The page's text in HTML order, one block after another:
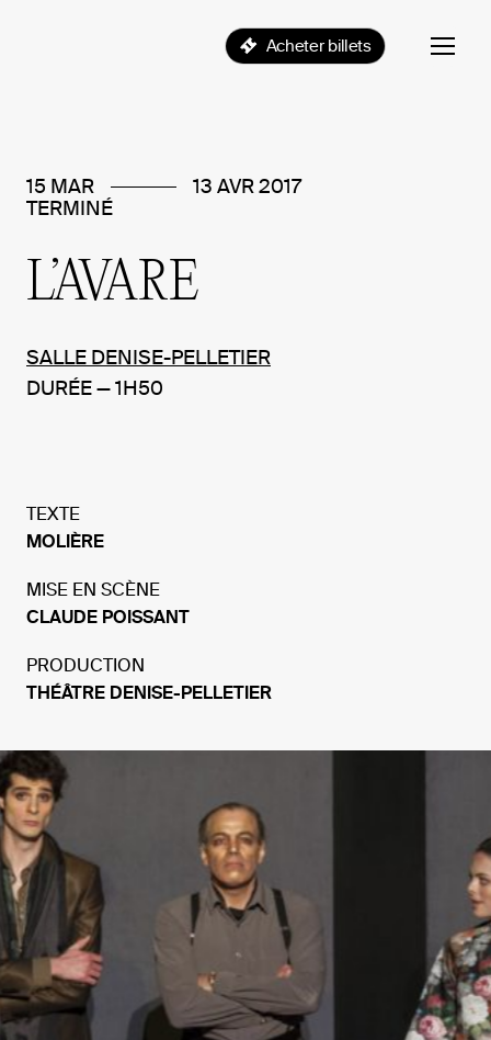
Acheter billets
L’AVARE
15 MAR
13 AVR 2017
TERMINÉ
SALLE DENISE-PELLETIER
DURÉE — 1H50
TEXTE
MOLIÈRE
MISE EN SCÈNE
CLAUDE POISSANT
PRODUCTION
THÉÂTRE DENISE-PELLETIER